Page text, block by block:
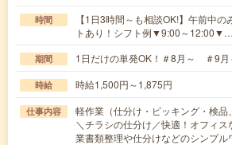
時間
【1日3時間～も相談OK!】午前中
トあり！シフト例▼9:00～12:00▼…
期間 1日だけの単発OK！＃8月～ ＃9月
時給 時給1,500円～1,875円
仕事内容
軽作業（仕分け・ピッキング・検品
＼チラシの仕分け／快適！オフィ
業書類整理や仕分けなどのシンプ